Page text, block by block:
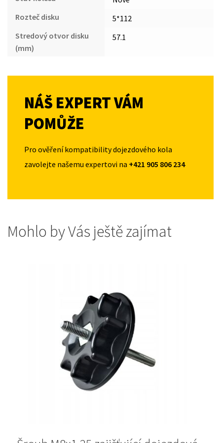
Rozteč disku
5*112
Stredový otvor disku
(mm)
57.1
NÁŠ EXPERT VÁM
POMŮŽE
Pro ověření kompatibility dojezdového kola
zavolejte našemu expertovi na +421 905 806 234
Mohlo by Vás ještě zajímat